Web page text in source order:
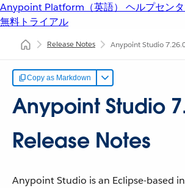
Anypoint Platform（英語） ヘルプセンタ
無料トライアル
Release Notes Anypoint Studio
Copy as Markdown
Anypoint Studio
Release Notes
Anypoint Studio is an Eclipse-based